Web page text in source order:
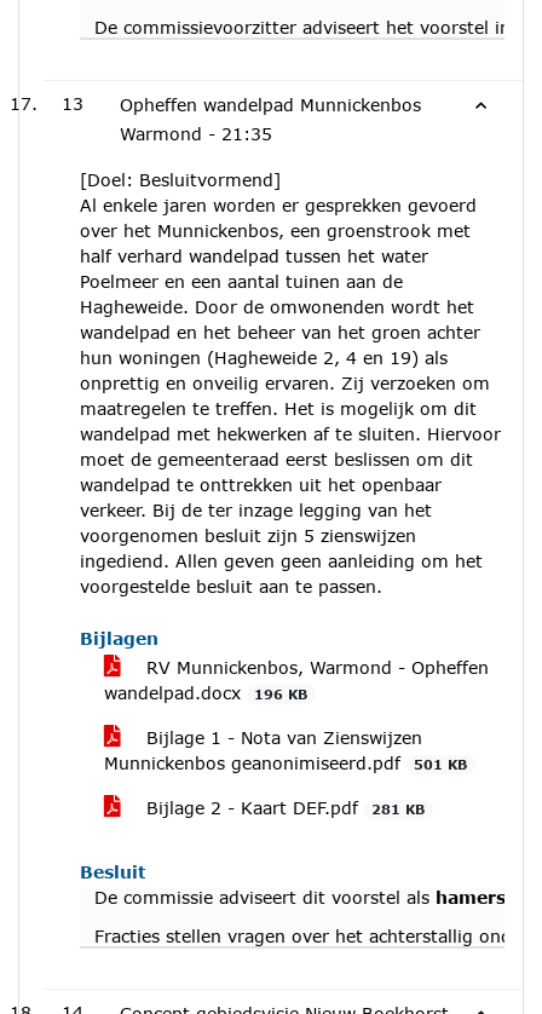
De commissievoorzitter adviseert het voorstel in
13
Opheffen wandelpad Munnickenbos
Warmond - 21:35
[Doel: Besluitvormend]
Al enkele jaren worden er gesprekken gevoerd
over het Munnickenbos, een groenstrook met
half verhard wandelpad tussen het water
Poelmeer en een aantal tuinen aan de
Hagheweide. Door de omwonenden wordt het
wandelpad en het beheer van het groen achter
hun woningen (Hagheweide 2, 4 en 19) als
onprettig en onveilig ervaren. Zij verzoeken om
maatregelen te treffen. Het is mogelijk om dit
wandelpad met hekwerken af te sluiten. Hiervoor
moet de gemeenteraad eerst beslissen om dit
wandelpad te onttrekken uit het openbaar
verkeer. Bij de ter inzage legging van het
voorgenomen besluit zijn 5 zienswijzen
ingediend. Allen geven geen aanleiding om het
voorgestelde besluit aan te passen.
Bijlagen
RV Munnickenbos, Warmond - Opheffen
wandelpad.docx
196 KB
Bijlage 1 - Nota van Zienswijzen
Munnickenbos geanonimiseerd.pdf
501 KB
Bijlage 2 - Kaart DEF.pdf 281 KB
Besluit
De commissie adviseert dit voorstel als hamerstuk
Fracties stellen vragen over het achterstallig